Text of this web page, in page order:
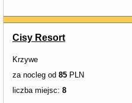
Cisy Resort
Krzywe
za nocleg od 85 PLN
liczba miejsc: 8